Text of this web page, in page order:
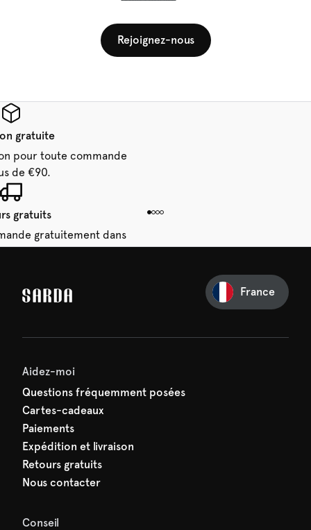
Rejoignez-nous
gratuite
pour toute commande
de €90.
gratuits
gratuitement dans
jours.
commande
France
Aidez-moi
Questions fréquemment posées
Cartes-cadeaux
Paiements
Expédition et livraison
Retours gratuits
Nous contacter
Conseil